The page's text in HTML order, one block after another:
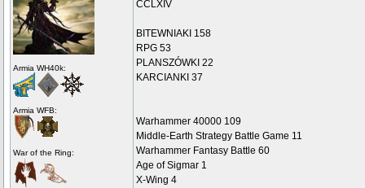
Armia WH40k:
Armia WFB:
War of the Ring:
CCLXIV
BITEWNIAKI 158
RPG 53
PLANSZÓWKI 22
KARCIANKI 37
Warhammer 40000 109
Middle-Earth Strategy Battle Game 11
Warhammer Fantasy Battle 60
Age of Sigmar 1
X-Wing 4